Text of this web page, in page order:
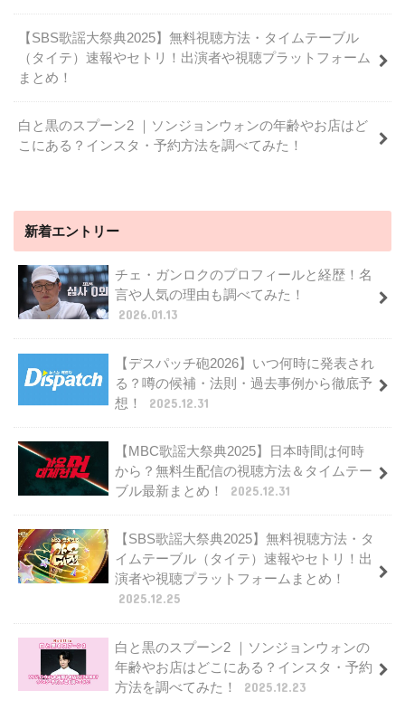
【SBS歌謡大祭典2025】無料視聴方法・タイムテーブル
（タイテ）速報やセトリ！出演者や視聴プラットフォーム
まとめ！
白と黒のスプーン2 ｜ソンジョンウォンの年齢やお店はど
こにある？インスタ・予約方法を調べてみた！
新着エントリー
チェ・ガンロクのプロフィールと経歴！名
言や人気の理由も調べてみた！
2026.01.13
【デスパッチ砲2026】いつ何時に発表され
る？噂の候補・法則・過去事例から徹底予
想！
2025.12.31
【MBC歌謡大祭典2025】日本時間は何時
から？無料生配信の視聴方法＆タイムテー
ブル最新まとめ！
2025.12.31
【SBS歌謡大祭典2025】無料視聴方法・タ
イムテーブル（タイテ）速報やセトリ！出
演者や視聴プラットフォームまとめ！
2025.12.25
白と黒のスプーン2 ｜ソンジョンウォンの
年齢やお店はどこにある？インスタ・予約
方法を調べてみた！
2025.12.23